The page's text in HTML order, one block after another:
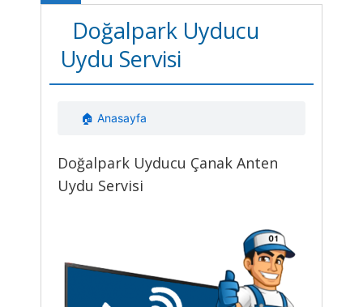
Doğalpark Uyducu
Uydu Servisi
🏠 Anasayfa
Doğalpark Uyducu Çanak Anten
Uydu Servisi